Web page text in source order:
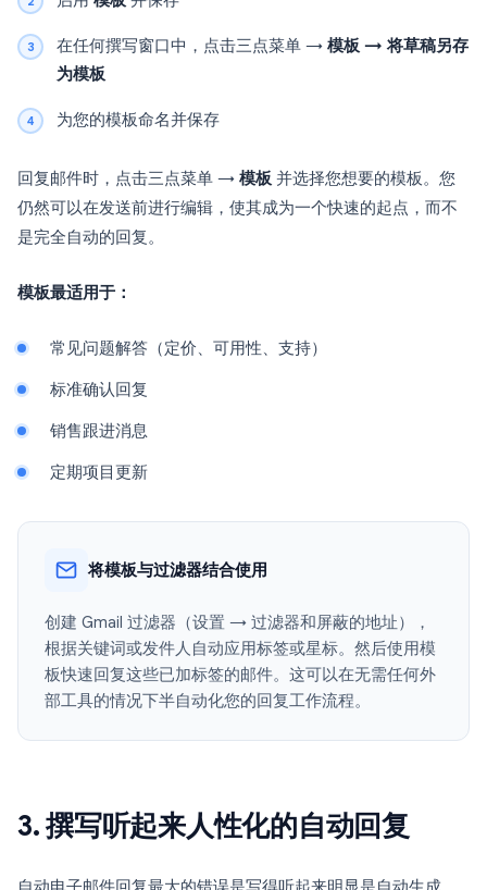
在任何撰写窗口中，点击三点菜单 → 模板 → 将草稿另存
为模板
为您的模板命名并保存
回复邮件时，点击三点菜单 → 模板 并选择您想要的模板。您
仍然可以在发送前进行编辑，使其成为一个快速的起点，而不
是完全自动的回复。
模板最适用于：
常见问题解答（定价、可用性、支持）
标准确认回复
销售跟进消息
定期项目更新
将模板与过滤器结合使用
创建 Gmail 过滤器（设置 → 过滤器和屏蔽的地址），
根据关键词或发件人自动应用标签或星标。然后使用模
板快速回复这些已加标签的邮件。这可以在无需任何外
部工具的情况下半自动化您的回复工作流程。
3. 撰写听起来人性化的自动回复